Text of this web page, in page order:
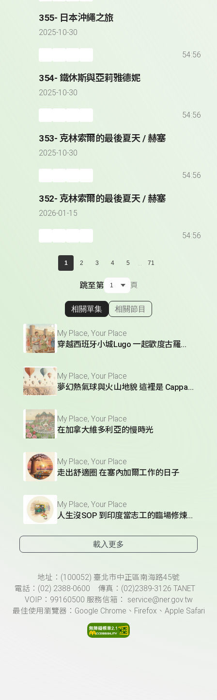
355- 日本沖繩之旅
2025-10-30
54:56
354- 鐵休斯與亞莉雅德妮
2025-10-30
54:56
353- 克林索爾的最後夏天 / 赫塞
2025-10-30
54:56
352- 克林索爾的最後夏天 / 赫塞
2026-01-15
54:56
1 2 3 4 5 ... 71
跳至第 頁
顯示相關單集
相關單集 相關節目
My Place, Your Place
穿越西班牙小城Lugo 一起歡度古羅馬節慶
My Place, Your Place
夢幻熱氣球與火山地貌 這裡是 Cappadocia
My Place, Your Place
在加拿大維多利亞的慢時光
My Place, Your Place
走出舒適圈 在塞內加爾工作的日子
My Place, Your Place
人生沒SOP 到印度當志工的臨場修煉術
載入更多
頁尾資訊地址：(100052) 臺北市中正區南海路45號
電話：(02) 2388-0600 傳真：(02)2389-3126 TANET
VOIP：99160500 服務信箱： service@ner.gov.tw
最佳使用瀏覽器：Google Chrome、Firefox、Apple Safari